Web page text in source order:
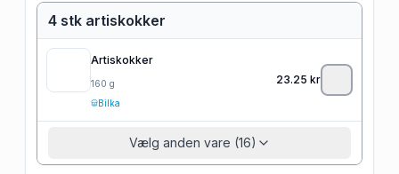
4 stk artiskokker
Artiskokker
160 g
Bilka
23.25 kr
Vælg anden vare (16)